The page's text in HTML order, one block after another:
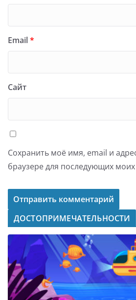
Email*
Сайт
Сохранить моё имя, email и
браузере для последующих
ДОСТОПРИМЕЧАТЕЛЬНОСТИ